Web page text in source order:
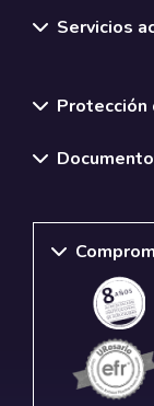
Servicios
Protección